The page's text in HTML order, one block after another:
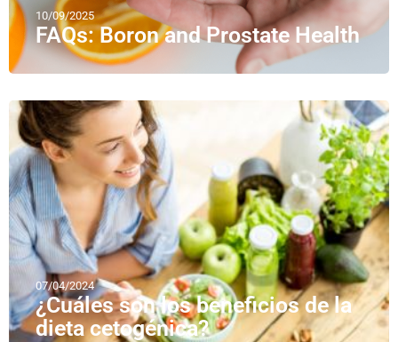
10/09/2025
FAQs: Boron and Prostate Health
07/04/2024
¿Cuáles son los beneficios de la
dieta cetogénica?